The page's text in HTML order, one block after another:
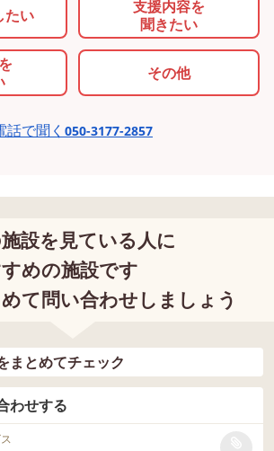
町台 放課
都筑ふ
デイサービ
デイサー
後デイサ
課後デイ
模原 無料体
ビス toiro 藤沢 放課後デ
ービス toiro 大船 放課後
サービス toiro 武蔵小杉
後デイサービス toiro 金
庫 放課後デイサービス
toiro いずみ中央 放課後
れあいの丘 放課後デイサ
ス toiro 日吉 放課後デイ
ビス toiro 川崎 放課後デ
ービス toiro 駒岡 放課後
験・見学のご相談はこち
運営会社:エフィラミライ
会社 045-594-8945 (本社
たい
支援内容を
聞きたい
その他
話で聞く 050-3177-2857
設を見ている人に
めの施設です
て問い合わせしましょう
まとめてチェック
わせする